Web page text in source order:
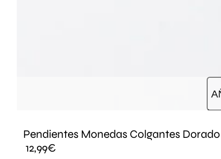
Pendientes Monedas Colgantes Dorado
12,99€